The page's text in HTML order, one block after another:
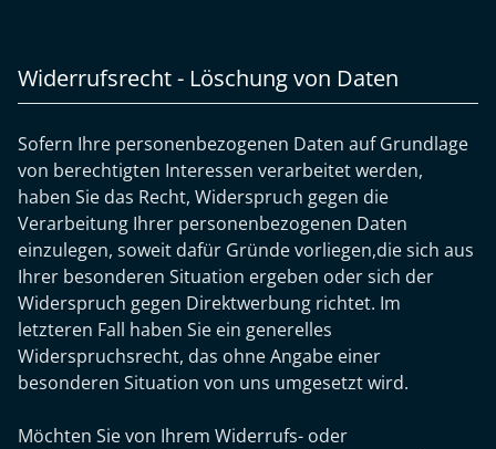
Widerrufsrecht - Löschung von Daten
Sofern Ihre personenbezogenen Daten auf Grundlage
von berechtigten Interessen verarbeitet werden,
haben Sie das Recht, Widerspruch gegen die
Verarbeitung Ihrer personenbezogenen Daten
einzulegen, soweit dafür Gründe vorliegen,die sich aus
Ihrer besonderen Situation ergeben oder sich der
Widerspruch gegen Direktwerbung richtet. Im
letzteren Fall haben Sie ein generelles
Widerspruchsrecht, das ohne Angabe einer
besonderen Situation von uns umgesetzt wird.
Möchten Sie von Ihrem Widerrufs- oder